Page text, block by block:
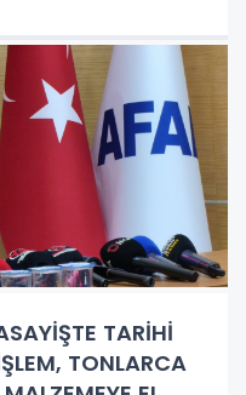
TARİHİ
TONLARCA